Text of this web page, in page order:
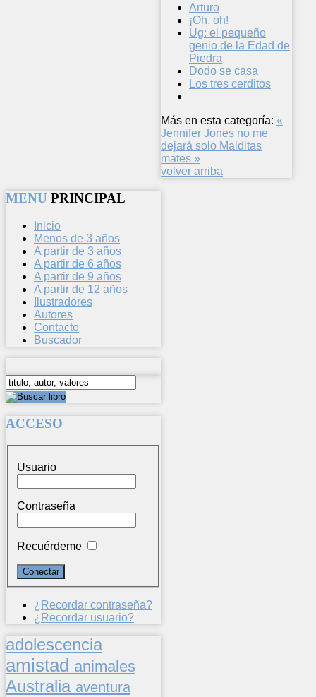
Arturo
¡Oh, oh!
Ug: el pequeño
genio de la Edad de
Piedra
Dodo se casa
Los tres cerditos
Más en esta categoría: «
Jennifer Jones no me
dejará solo Malditas
mates »
volver arriba
MENU PRINCIPAL
Inicio
Menos de 3 años
A partir de 3 años
A partir de 6 años
A partir de 9 años
A partir de 12 años
Ilustradores
Autores
Contacto
Buscador
ACCESO
Usuario
Contraseña
Recuérdeme
¿Recordar contraseña?
¿Recordar usuario?
adolescencia
amistad animales
Australia aventura